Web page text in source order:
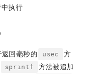
执行
回毫秒的 usec
方
sprintf
方法被追加